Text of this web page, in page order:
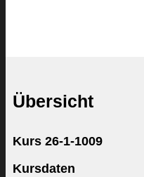
Übersicht
Kurs 26-1-1009
Kursdaten